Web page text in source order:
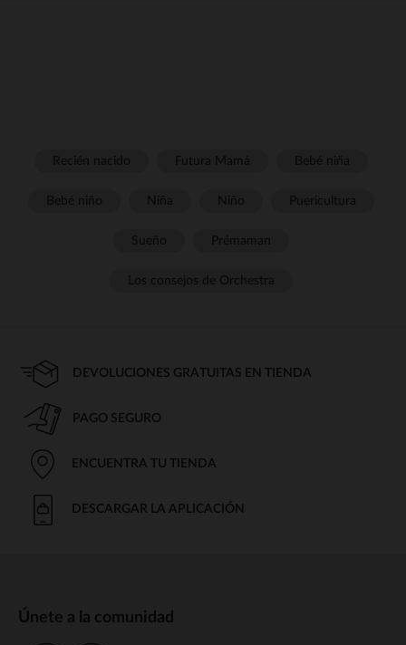
DEVOLUCIONES GRATUITAS EN TIENDA
PAGO SEGURO
ENCUENTRA TU TIENDA
DESCARGAR LA APLICACIÓN
Únete a la comunidad